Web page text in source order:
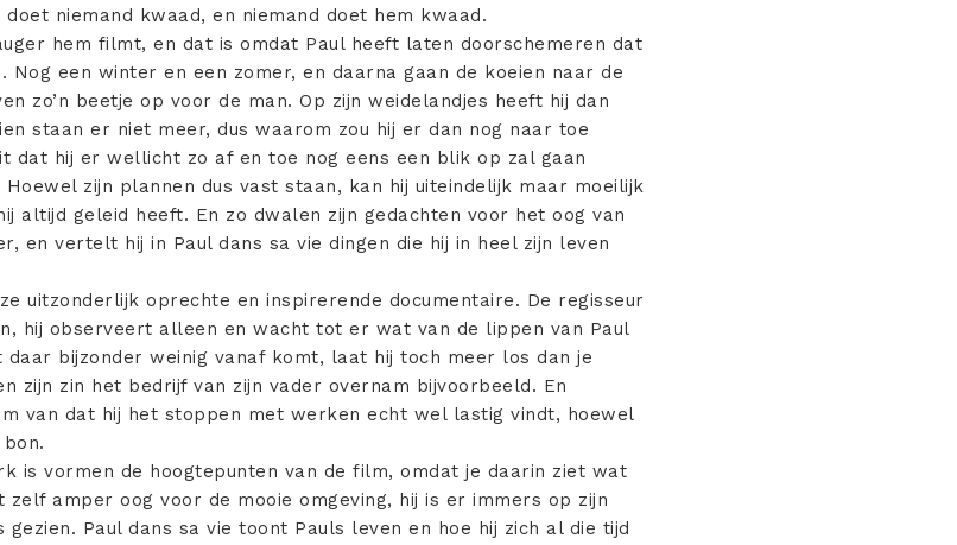
niemand kwaad, en niemand doet hem kwaad.
hem filmt, en dat is omdat Paul heeft laten doorschemeren dat
Nog een winter en een zomer, en daarna gaan de koeien naar de
zo’n beetje op voor de man. Op zijn weidelandjes heeft hij dan
staan er niet meer, dus waarom zou hij er dan nog naar toe
dat hij er wellicht zo af en toe nog eens een blik op zal gaan
zijn plannen dus vast staan, kan hij uiteindelijk maar moeilijk
altijd geleid heeft. En zo dwalen zijn gedachten voor het oog van
en vertelt hij in Paul dans sa vie dingen die hij in heel zijn leven
uitzonderlijk oprechte en inspirerende documentaire. De regisseur
hij observeert alleen en wacht tot er wat van de lippen van Paul
bijzonder weinig vanaf komt, laat hij toch meer los dan je
zijn zin het bedrijf van zijn vader overnam bijvoorbeeld. En
van dat hij het stoppen met werken echt wel lastig vindt, hoewel
is vormen de hoogtepunten van de film, omdat je daarin ziet wat
zelf amper oog voor de mooie omgeving, hij is er immers op zijn
Paul dans sa vie toont Pauls leven en hoe hij zich al die tijd